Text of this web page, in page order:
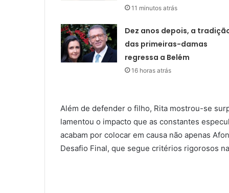
11 minutos atrás
Dez anos depois, a
das primeiras-damas
regressa a Belém
16 horas atrás
Além de defender o filho, Rita mostrou-se
lamentou o impacto que as constantes
acabam por colocar em causa não apenas
Desafio Final, que segue critérios rigorosos